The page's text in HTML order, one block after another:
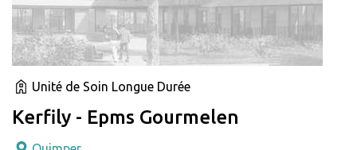
Unité de Soin Longue Durée
Kerfily - Epms Gourmelen